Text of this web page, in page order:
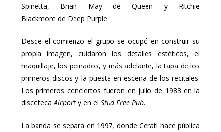
Spinetta, Brian May de Queen y Ritchie
Blackmore de Deep Purple.
Desde el comienzo el grupo se ocupó en construir su
propia imagen, cuidaron los detalles estéticos, el
maquillaje, los peinados, y más adelante, la tapa de los
primeros discos y la puesta en escena de los recitales.​
Los primeros conciertos fueron en julio de 1983 en la
discoteca Airporty en el Stud Free Pub.
La banda se separa en 1997, donde Cerati hace pública